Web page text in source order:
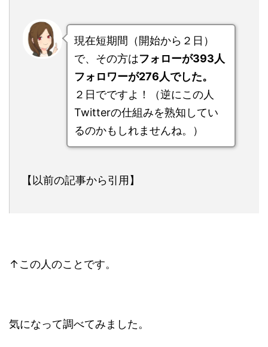
現在短期間（開始から２日）
で、その方はフォローが393人
フォロワーが276人でした。
２日でですよ！（逆にこの人
Twitterの仕組みを熟知してい
るのかもしれませんね。）
【以前の記事から引用】
↑この人のことです。
気になって調べてみました。